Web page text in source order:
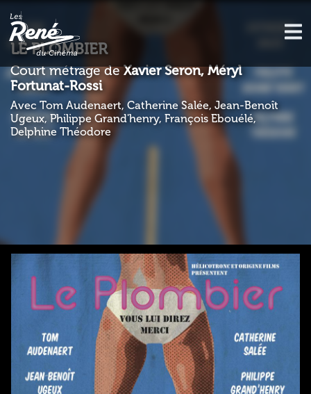
LE PLOMBIER
Court métrage deXavier Seron, Méryl
Fortunat-Rossi
Avec Tom Audenaert, Catherine Salée, Jean-Benoît
Ugeux, Philippe Grand'henry, François Ebouélé,
Delphine Théodore